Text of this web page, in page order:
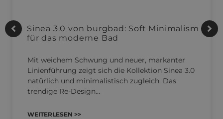
Sinea 3.0 von burgbad: Soft Minimalism
für das moderne Bad
Mit weichem Schwung und neuer, markanter
Linienführung zeigt sich die Kollektion Sinea 3.0
natürlich und minimalistisch zugleich. Das
trendige Re-Design…
WEITERLESEN >>